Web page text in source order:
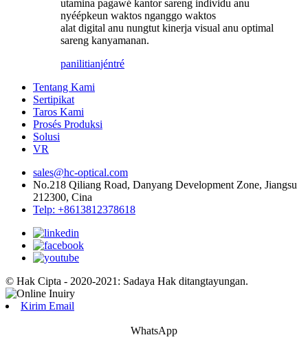
utamina pagawé kantor sareng individu anu
nyéépkeun waktos nganggo waktos
alat digital anu nungtut kinerja visual anu optimal
sareng kanyamanan.
panilitianjéntré
Tentang Kami
Sertipikat
Taros Kami
Prosés Produksi
Solusi
VR
sales@hc-optical.com
No.218 Qiliang Road, Danyang Development Zone, Jiangsu
212300, Cina
Telp: +8613812378618
© Hak Cipta - 2020-2021: Sadaya Hak ditangtayungan.
Kirim Email
WhatsApp